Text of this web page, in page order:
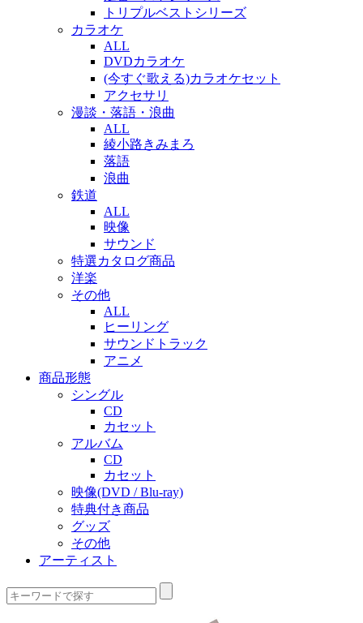
トリプルベストシリーズ
カラオケ
ALL
DVDカラオケ
(今すぐ歌える)カラオケセット
アクセサリ
漫談・落語・浪曲
ALL
綾小路きみまろ
落語
浪曲
鉄道
ALL
映像
サウンド
特選カタログ商品
洋楽
その他
ALL
ヒーリング
サウンドトラック
アニメ
商品形態
シングル
CD
カセット
アルバム
CD
カセット
映像(DVD / Blu-ray)
特典付き商品
グッズ
その他
アーティスト